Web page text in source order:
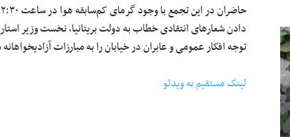
دادن شعارهای انتقادی خطاب به دولت بریتانیا، نخست وزیر
توجه افکار عمومی و عابران در خیابان را به مبارزات
لینک مستقیم به ویدئو